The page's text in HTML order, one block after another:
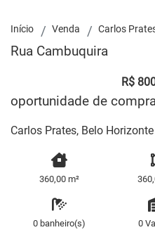
Início Venda Carlos
Rua Cambuquira
R$
oportunidade de
Carlos Prates, Belo Horizonte
360,00 m²
0 banheiro(s) 0